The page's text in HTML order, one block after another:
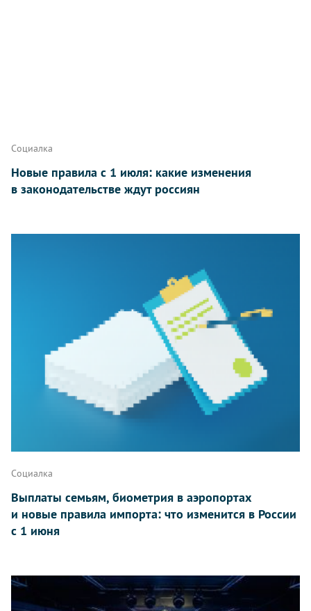
Социалка
Новые правила с 1 июля: какие изменения
в законодательстве ждут россиян
Социалка
Выплаты семьям, биометрия в аэропортах
и новые правила импорта: что изменится в России
с 1 июня